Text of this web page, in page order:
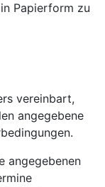
Papierform zu
vereinbart,
angegebene
angegebenen